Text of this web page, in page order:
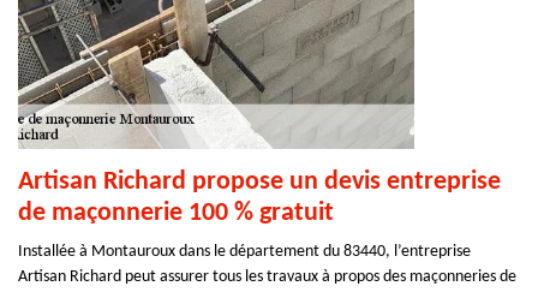
Artisan Richard propose un devis entreprise
de maçonnerie 100 % gratuit
Installée à Montauroux dans le département du 83440, l’entreprise
Artisan Richard peut assurer tous les travaux à propos des maçonneries de